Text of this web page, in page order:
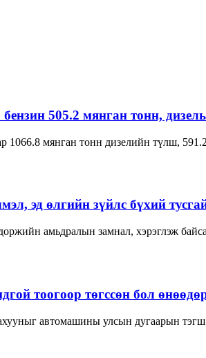
505.2 мянган тонн,
мянган тонн дизелийн түлш,
эд өлгийн зүйлс бүхий тусгай
амьдралын замнал, хэрэглэж
тоогоор төгссөн бол
автомашины улсын дугаарын